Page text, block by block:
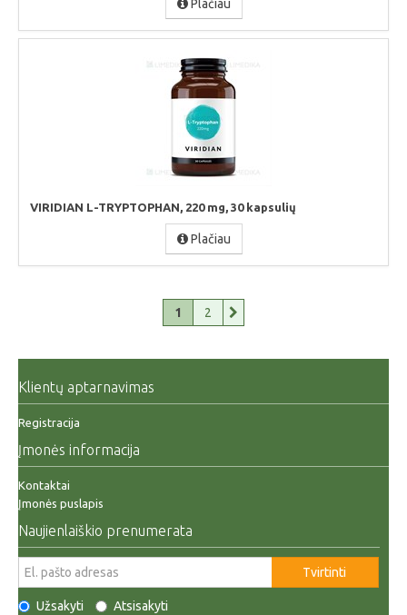
Plačiau
VIRIDIAN L-TRYPTOPHAN, 220 mg, 30 kapsulių
Plačiau
1 2
Klientų aptarnavimas
Registracija
Įmonės informacija
Kontaktai
Įmonės puslapis
Naujienlaiškio prenumerata
Tvirtinti
Užsakyti Atsisakyti